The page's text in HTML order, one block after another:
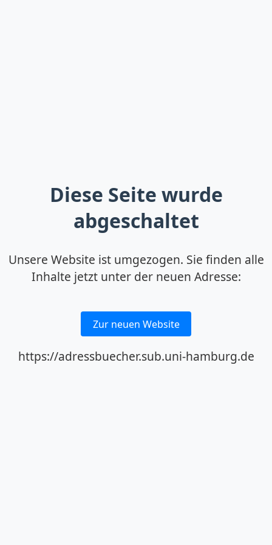
Diese Seite wurde
abgeschaltet
Unsere Website ist umgezogen. Sie finden alle
Inhalte jetzt unter der neuen Adresse:
Zur neuen Website
https://adressbuecher.sub.uni-hamburg.de